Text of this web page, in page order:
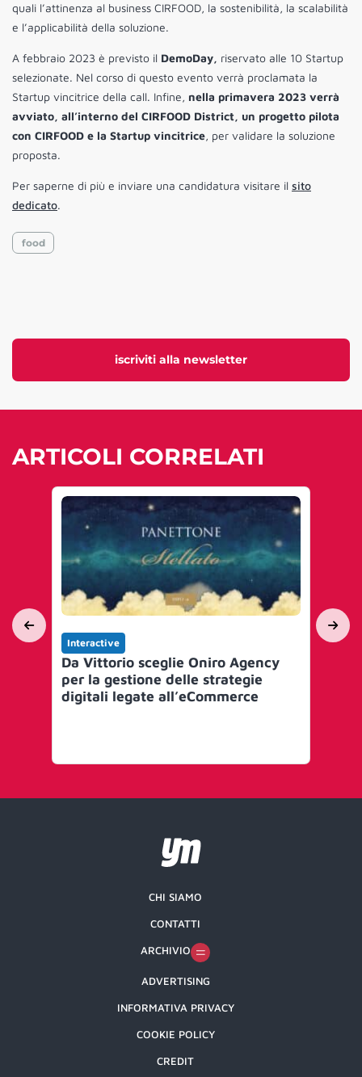
iscriviti alla newsletter
quali l’attinenza al business CIRFOOD, la sostenibilità, la scalabilità
e l’applicabilità della soluzione.
A febbraio 2023 è previsto il DemoDay, riservato alle 10 Startup
selezionate. Nel corso di questo evento verrà proclamata la
Startup vincitrice della call. Infine, nella primavera 2023 verrà
avviato, all’interno del CIRFOOD District, un progetto pilota
con CIRFOOD e la Startup vincitrice, per validare la soluzione
proposta.
Per saperne di più e inviare una candidatura visitare il sito
dedicato.
food
ARTICOLI CORRELATI
Interactive
Da Vittorio sceglie Oniro Agency
per la gestione delle strategie
digitali legate all’eCommerce
CHI SIAMO
CONTATTI
ARCHIVIO
ADVERTISING
INFORMATIVA PRIVACY
COOKIE POLICY
CREDIT